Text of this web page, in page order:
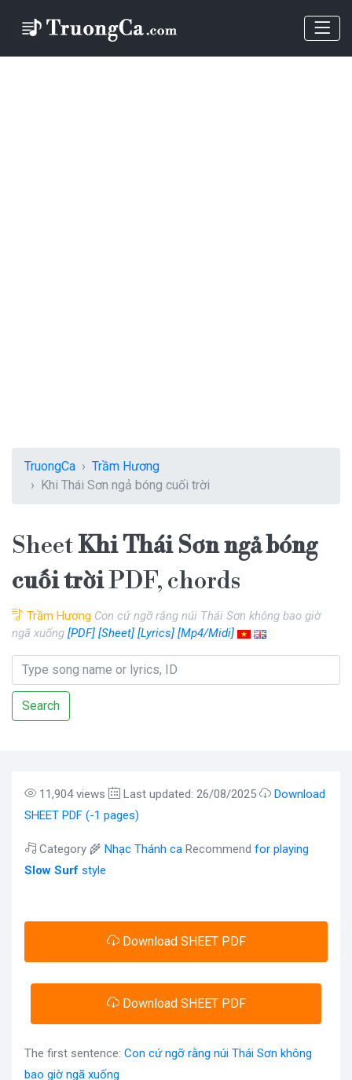
TruongCa
Trầm Hương
Khi Thái Sơn ngả bóng cuối trời
SheetKhi Thái Sơn ngả bóng
cuối trờiPDF, chords
Trầm Hương Con cứ ngỡ rằng núi Thái Sơn không bao giờ
ngã xuống [PDF] [Sheet] [Lyrics] [Mp4/Midi]
Search
11,904 views Last updated: 26/08/2025
Download
SHEET PDF (-1 pages)
Category 🌾 Nhạc Thánh ca Recommend for playing
Slow Surf style
Download SHEET PDF
Download SHEET PDF
The first sentence: Con cứ ngỡ rằng núi Thái Sơn không
bao giờ ngã xuống